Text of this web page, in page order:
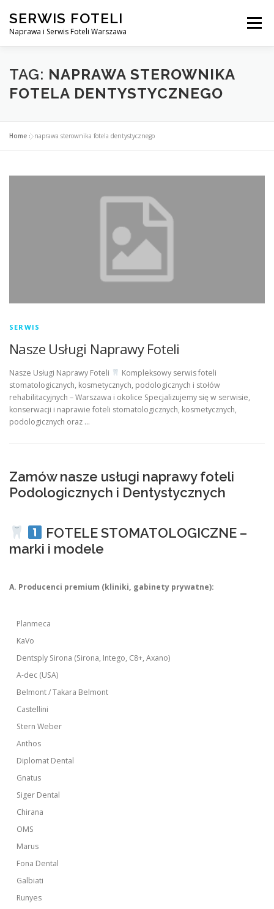
treści
SERWIS FOTELI
Naprawa i Serwis Foteli Warszawa
Menu
NAPRAWA FOTELI DENTYSTYCZNE I MEDYCZNE
TAG: NAPRAWA STEROWNIKA
FOTELA DENTYSTYCZNEGO
Home »naprawa sterownika fotela dentystycznego
SERWIS
Nasze Usługi Naprawy Foteli
Nasze Usługi Naprawy Foteli
Kompleksowy serwis foteli
stomatologicznych, kosmetycznych, podologicznych i stołów
rehabilitacyjnych – Warszawa i okolice Specjalizujemy się w serwisie,
konserwacji i naprawie foteli stomatologicznych, kosmetycznych,
podologicznych oraz …
Zamów nasze usługi naprawy foteli
Podologicznych i Dentystycznych
FOTELE STOMATOLOGICZNE –
marki i modele
A. Producenci premium (kliniki, gabinety prywatne):
Planmeca
KaVo
Dentsply Sirona (Sirona, Intego, C8+, Axano)
A-dec (USA)
Belmont / Takara Belmont
Castellini
Stern Weber
Anthos
Diplomat Dental
Gnatus
Siger Dental
Chirana
OMS
Marus
Fona Dental
Galbiati
Runyes